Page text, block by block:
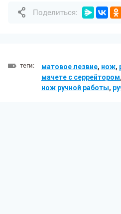
Поделиться:
теги: матовое лезвие, нож,
мачете с серрейтором,
нож ручной работы,